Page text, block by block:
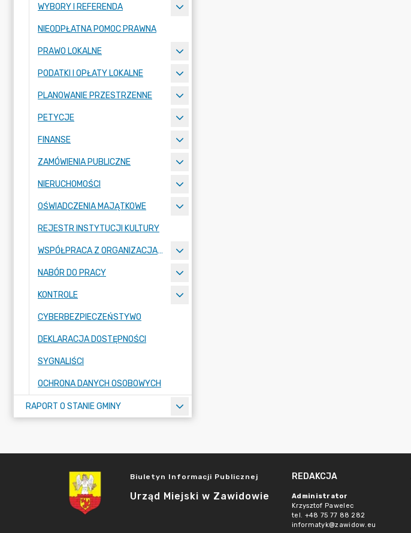
WYBORY I REFERENDA
NIEODPŁATNA POMOC PRAWNA
PRAWO LOKALNE
PODATKI I OPŁATY LOKALNE
PLANOWANIE PRZESTRZENNE
PETYCJE
FINANSE
ZAMÓWIENIA PUBLICZNE
NIERUCHOMOŚCI
OŚWIADCZENIA MAJĄTKOWE
REJESTR INSTYTUCJI KULTURY
WSPÓŁPRACA Z ORGANIZACJAMI POZARZĄDOWYMI
NABÓR DO PRACY
KONTROLE
CYBERBEZPIECZEŃSTYWO
DEKLARACJA DOSTĘPNOŚCI
SYGNALIŚCI
OCHRONA DANYCH OSOBOWYCH
RAPORT O STANIE GMINY
Biuletyn Informacji Publicznej
Urząd Miejski w Zawidowie
REDAKCJA
Administrator
Krzysztof Pawelec
tel. +48 75 77 88 282
informatyk@zawidow.eu